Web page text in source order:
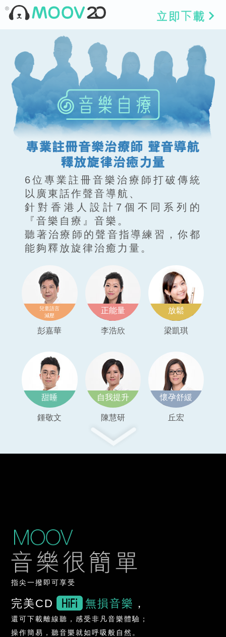
6位專業註冊音樂治療師打破傳統
以廣東話作聲音導航、
針對香港人設計7個不同系列的
『音樂自療』音樂。
聽著治療師的聲音指導練習，你都
能夠釋放旋律治癒力量。
兒童語言
減壓
正能量 放鬆
彭嘉華 李浩欣 梁凱琪
甜睡 自我提升 懷孕舒緩
鍾敬文 陳慧研 丘宏
指尖一撥即可享受
完美CD 無損音樂 ，
還可下載離線聽，感受非凡音樂體驗；
操作簡易，聽音樂就如呼吸般自然。